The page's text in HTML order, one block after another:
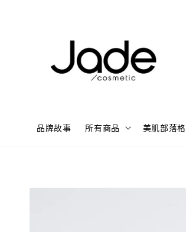
品牌故事 所有商品 美肌部落格